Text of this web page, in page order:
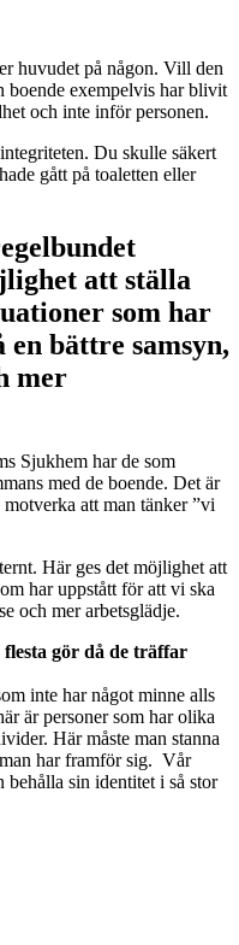
huvudet på någon. Vill den
boende exempelvis har blivit
och inte inför personen.
Du skulle säkert
gått på toaletten eller
att ställa
som har
bättre samsyn,
mer
Sjukhem har de som
med de boende. Det är
att man tänker ”vi
Här ges det möjlighet att
har uppstått för att vi ska
och mer arbetsglädje.
flesta gör då de träffar
inte har något minne alls
är personer som har olika
Här måste man stanna
har framför sig. Vår
behålla sin identitet i så stor